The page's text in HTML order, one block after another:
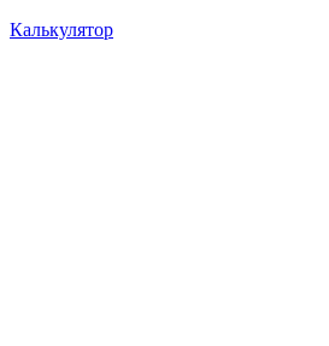
Калькулятор